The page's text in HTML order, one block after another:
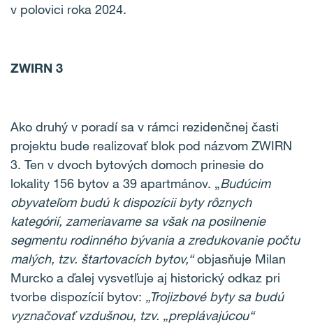
v polovici roka 2024.
ZWIRN 3
Ako druhý v poradí sa v rámci rezidenčnej časti
projektu bude realizovať blok pod názvom ZWIRN
3. Ten v dvoch bytových domoch prinesie do
lokality 156 bytov a 39 apartmánov. „Budúcim
obyvateľom budú k dispozícii byty rôznych
kategórií, zameriavame sa však na posilnenie
segmentu rodinného bývania a zredukovanie počtu
malých, tzv. štartovacích bytov,“objasňuje Milan
Murcko a ďalej vysvetľuje aj historický odkaz pri
tvorbe dispozícií bytov: „Trojizbové bytysa budú
vyznačovaťvzdušnou, tzv. „preplávajúcou“